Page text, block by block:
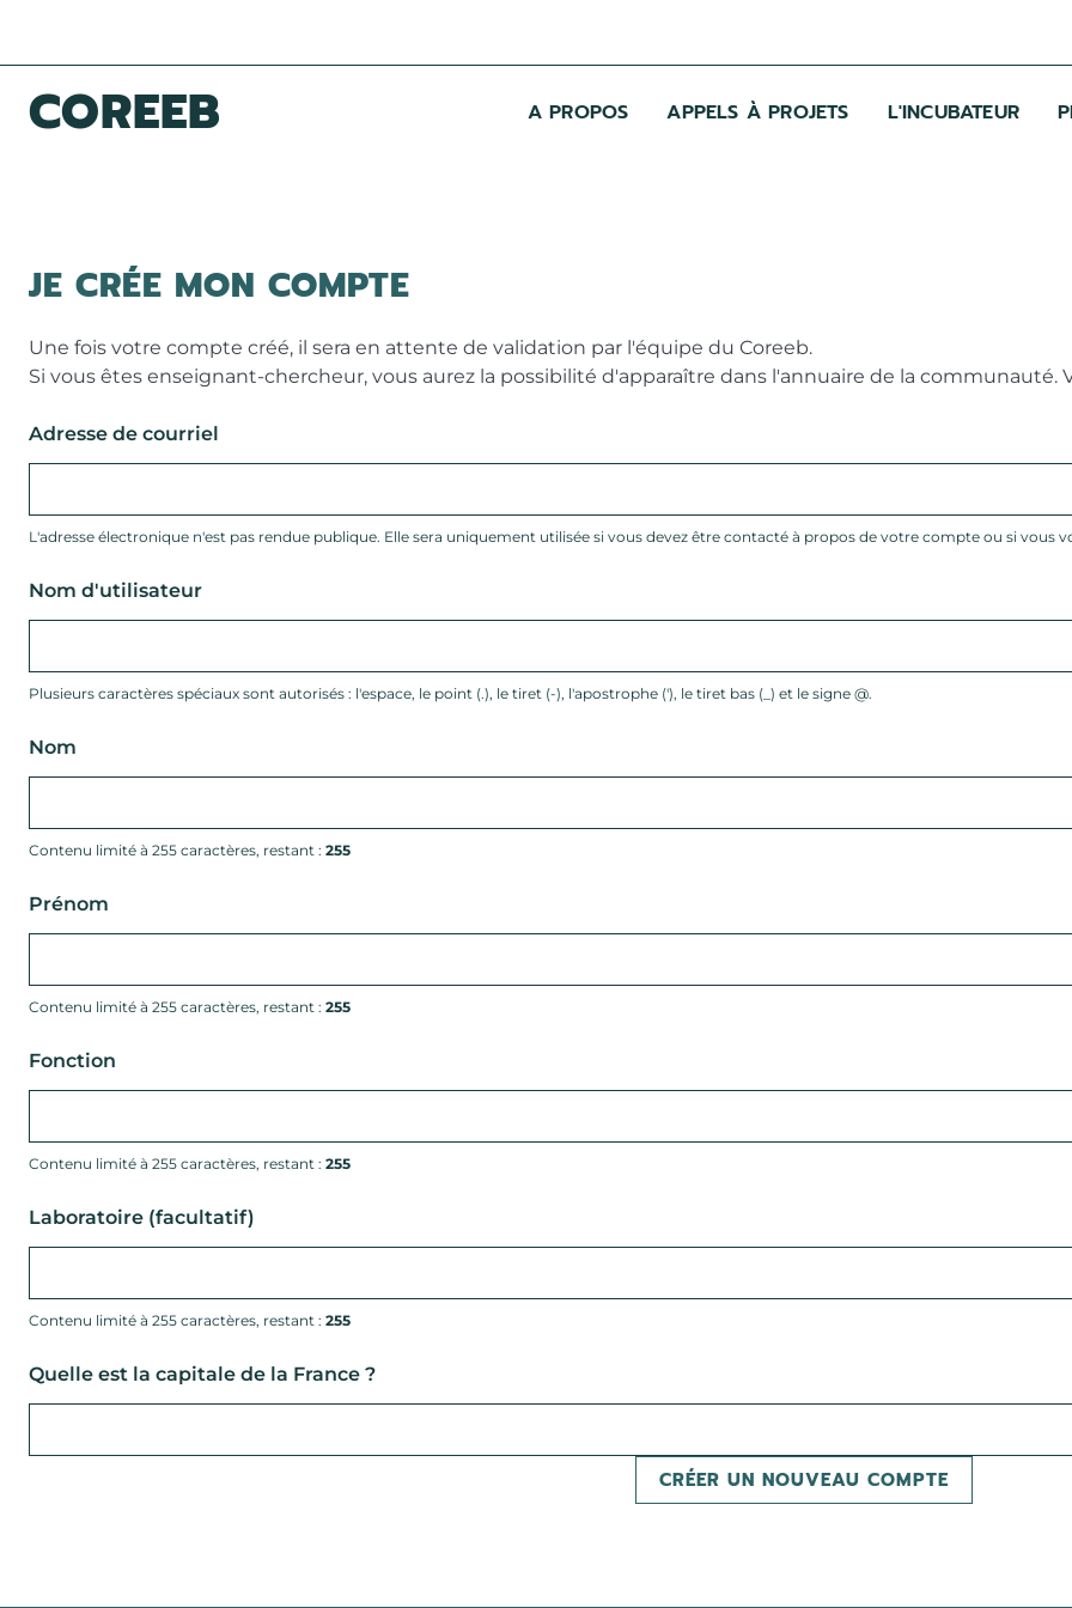
COREEB A PROPOS APPELS À PROJETS L'INCUBATEUR
JE CRÉE MON COMPTE
Une fois votre compte créé, il sera en attente de validation par l'équipe du Coreeb.
Si vous êtes enseignant-chercheur, vous aurez la possibilité d'apparaître dans l'annuaire de la
Adresse de courriel
L'adresse électronique n'est pas rendue publique. Elle sera uniquement utilisée si vous devez être contacté à propos de votre compte ou si vous
Nom d'utilisateur
Plusieurs caractères spéciaux sont autorisés : l'espace, le point (.), le tiret (-), l'apostrophe ('), le tiret bas (_) et le signe @.
Nom
Contenu limité à 255 caractères, restant : 255
Prénom
Contenu limité à 255 caractères, restant : 255
Fonction
Contenu limité à 255 caractères, restant : 255
Laboratoire (facultatif)
Contenu limité à 255 caractères, restant : 255
CAPTCHA
Quelle est la capitale de la France ?
CRÉER UN NOUVEAU COMPTE